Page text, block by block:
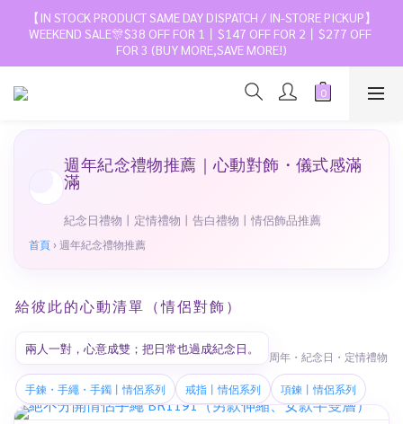
【IN STOCK PRODUCT SAME DAY DISPATCH / IN-STORE PICKUP】
WEEKEND SALE🎊$38 OFF FOR 1丨$147 OFF FOR 2丨$277 OFF
FOR 3 (BUY MORE,SAVE MORE!)
週年紀念禮物推薦｜心動對飾・儀式感滿
滿
紀念日禮物丨定情禮物丨告白禮物丨情侶飾品推薦
首頁›週年紀念禮物推薦
給彼此的心動清單（情侶對飾）
兩人一對，心意成雙；把日常也過成紀念日。
周年・紀念日・定情禮物
手鍊・手繩・手鐲丨情侶系列 戒指丨情侶系列 項鍊丨情侶系列